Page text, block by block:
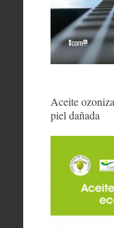
Aceite
piel dañada